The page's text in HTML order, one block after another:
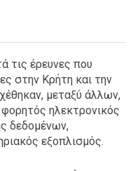
τις έρευνες που
στην Κρήτη και την
μεταξύ άλλων,
ηλεκτρονικός
δεδομένων,
εξοπλισμός.